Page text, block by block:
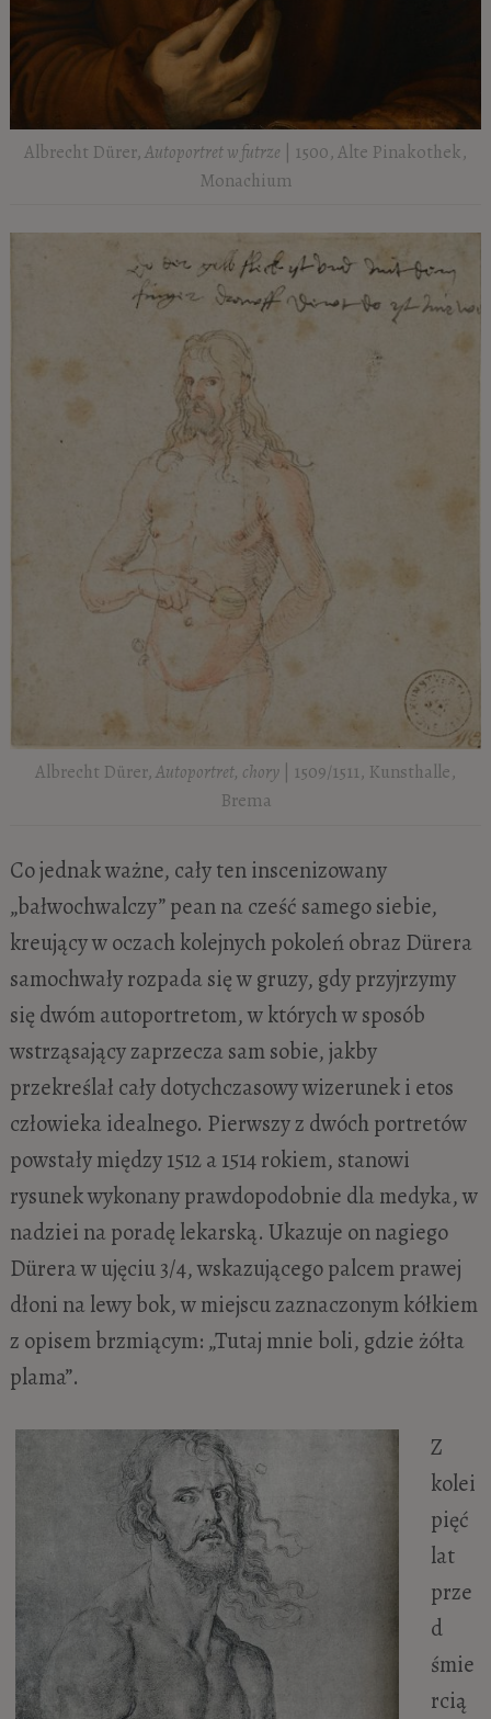
Albrecht Dürer,Autoportret w futrze
| 1500, Alte Pinakothek,
Monachium
Albrecht Dürer,Autoportret, chory | 1509/1511, Kunsthalle,
Brema
Co jednak ważne, cały ten inscenizowany
„bałwochwalczy” pean na cześć samego siebie,
kreujący w oczach kolejnych pokoleń obraz Dürera
samochwały rozpada się w gruzy, gdy przyjrzymy
się dwóm autoportretom, w których w sposób
wstrząsający zaprzecza sam sobie, jakby
przekreślał cały dotychczasowy wizerunek i etos
człowieka idealnego. Pierwszy z dwóch portretów
powstały między 1512 a 1514 rokiem, stanowi
rysunek wykonany prawdopodobnie dla medyka, w
nadziei na poradę lekarską. Ukazuje on nagiego
Dürera w ujęciu 3/4, wskazującego palcem prawej
dłoni na lewy bok, w miejscu zaznaczonym kółkiem
z opisem brzmiącym: „Tutaj mnie boli, gdzie żółta
plama”.
Z
kolei
pięć
lat
prze
d
śmie
rcią